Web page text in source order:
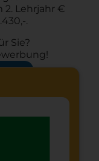
2. Lehrjahr €
.
Sie?